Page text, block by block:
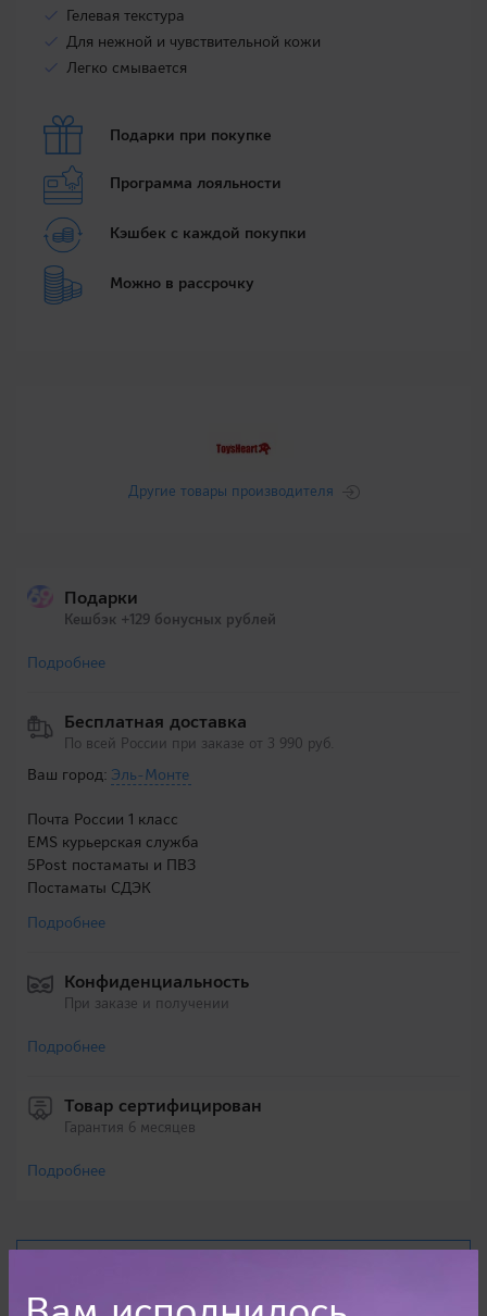
Гелевая текстура
Для нежной и чувствительной кожи
Легко смывается
Подарки при покупке
Программа лояльности
Кэшбек с каждой покупки
Можно в рассрочку
Другие товары производителя
Подарки
Кешбэк +129 бонусных рублей
Подробнее
Бесплатная доставка
По всей России при заказе от 3 990 руб.
Ваш город: Эль-Монте
Почта России 1 класс
EMS курьерская служба
5Post постаматы и ПВЗ
Постаматы СДЭК
Подробнее
Конфиденциальность
При заказе и получении
Подробнее
Товар сертифицирован
Гарантия 6 месяцев
Подробнее